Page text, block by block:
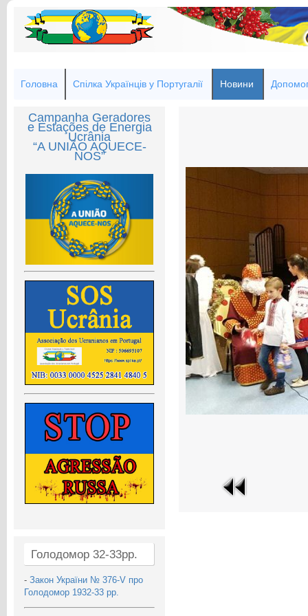
Головна Спілка Українців у Португалії Новини
Campanha Geradores
e Estações de Energia
Ucrânia
“A UNIÃO AQUECE-
NOS”
Голодомор 32-33рр.
- Закон України № 376-V про
Голодомор 1932-33 рр.